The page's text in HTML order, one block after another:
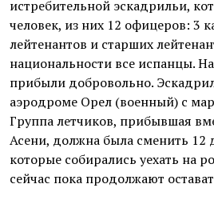
истребительной эскадрильи,
человек, из них 12 офицеров: 3
лейтенантов и старших
национальности все испанцы.
прибыли добровольно.
аэродроме Орел (военный) с
Группа летчиков, прибывшая
Асени, должна была сменить 12
которые собирались уехать на
сейчас пока продолжают